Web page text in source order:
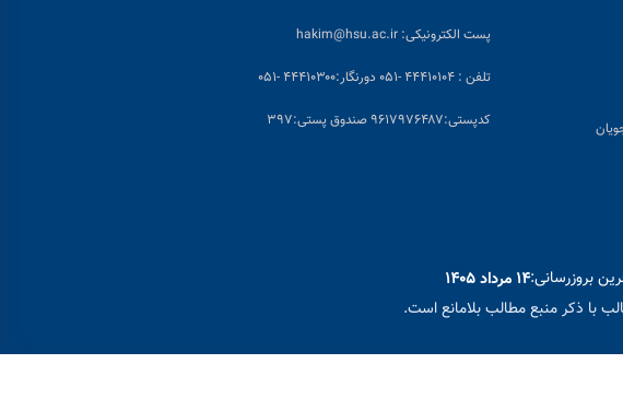
پست الکترونیکی: hakim@hsu.ac.ir
تلفن : ۴۴۴۱۰۱۰۴ -۰۵۱ دورنگار:۴۴۴۱۰۳۰۰ -۰۵۱
کدپستی:۹۶۱۷۹۷۶۴۸۷ صندوق پستی:۳۹۷
بروزرسانی:۱۴ مرداد ۱۴۰۵
با ذکر منبع مطالب بلامانع است.